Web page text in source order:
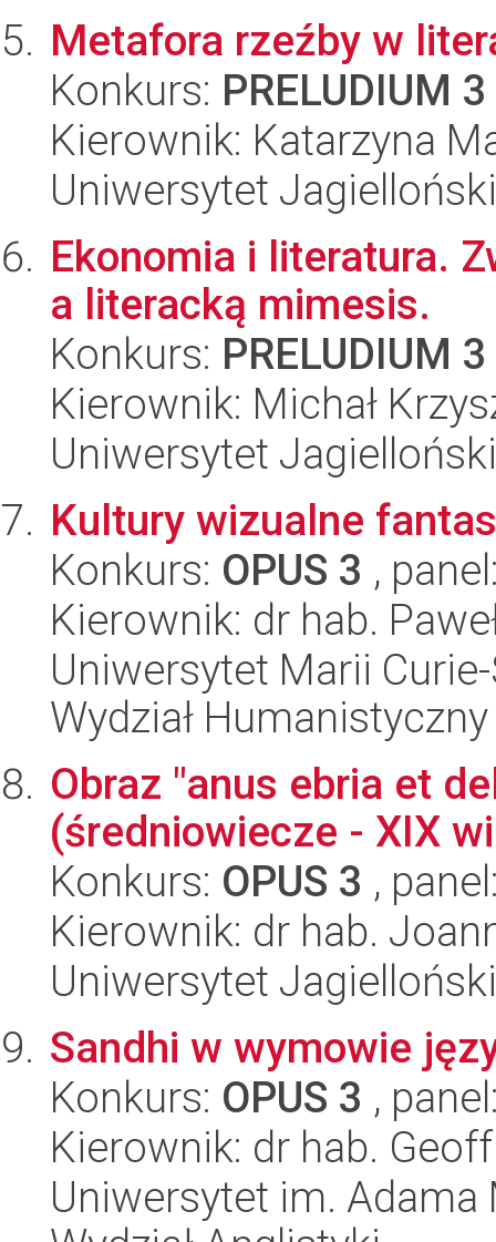
Metafora rzeźby w
Konkurs: PRELUDIUM 3
Kierownik: Katarzyna
Uniwersytet
Ekonomia i literatura.
a literacką mimesis.
Konkurs: PRELUDIUM 3
Kierownik: Michał
Uniwersytet
Kultury wizualne
Konkurs: OPUS 3 ,
Kierownik: dr hab.
Uniwersytet Marii
Wydział Humanistyczny
Obraz "anus ebria et
(średniowiecze - XIX
Konkurs: OPUS 3 ,
Kierownik: dr hab.
Uniwersytet
Sandhi w wymowie
Konkurs: OPUS 3 ,
Kierownik: dr hab.
Uniwersytet im.